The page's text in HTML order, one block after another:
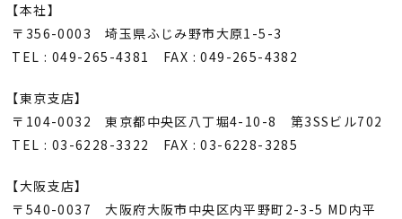
【本社】
〒356-0003 埼玉県ふじみ野市大原1-5-3
TEL : 049-265-4381 FAX : 049-265-4382
【東京支店】
〒104-0032 東京都中央区八丁堀4-10-8 第3SSビル702
TEL : 03-6228-3322 FAX : 03-6228-3285
【大阪支店】
〒540-0037 大阪府大阪市中央区内平野町2-3-5 MD内平